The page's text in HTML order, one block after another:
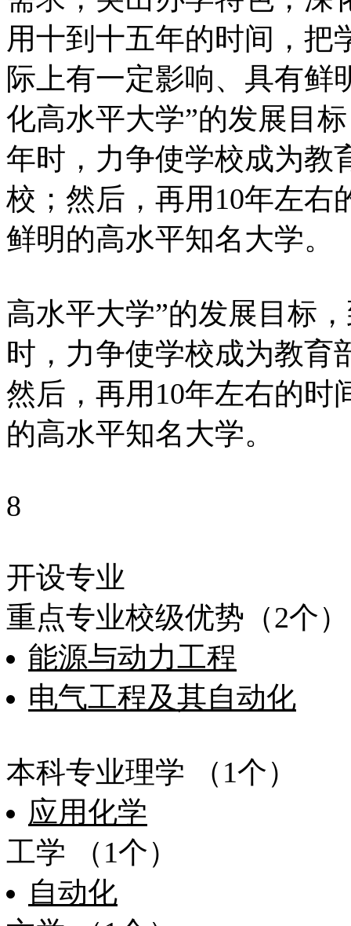
用十到十五年的时间，把
际上有一定影响、具有鲜
化高水平大学”的发展目
年时，力争使学校成为教
校；然后，再用10年左右
鲜明的高水平知名大学。
高水平大学”的发展目标
时，力争使学校成为教育
然后，再用10年左右的时
的高水平知名大学。
8
开设专业
重点专业校级优势（2个）
能源与动力工程
电气工程及其自动化
本科专业理学 （1个）
应用化学
工学 （1个）
自动化